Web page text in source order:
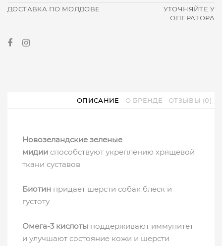
ДОСТАВКА ПО МОЛДОВЕ
УТОЧНЯЙТЕ У
ОПЕРАТОРА
ОПИСАНИЕ О БРЕНДЕ ОТЗЫВЫ (0)
Новозеландские зеленые
мидии способствуют укреплению хрящевой
ткани суставов
Биотин придает шерсти собак блеск и
густоту
Омега-3 кислоты поддерживают иммунитет
и улучшают состояние кожи и шерсти